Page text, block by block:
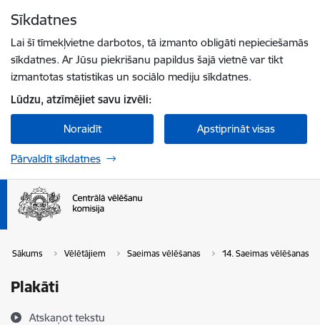
Sīkdatnes
Lai šī tīmekļvietne darbotos, tā izmanto obligāti nepieciešamās
sīkdatnes. Ar Jūsu piekrišanu papildus šajā vietnē var tikt
izmantotas statistikas un sociālo mediju sīkdatnes.
Lūdzu, atzīmējiet savu izvēli:
Noraidīt Apstiprināt visas
Pārvaldīt sīkdatnes
Sākums Vēlētājiem Saeimas vēlēšanas 14. Saeimas vēlēšanas
Plakāti
Atskaņot tekstu